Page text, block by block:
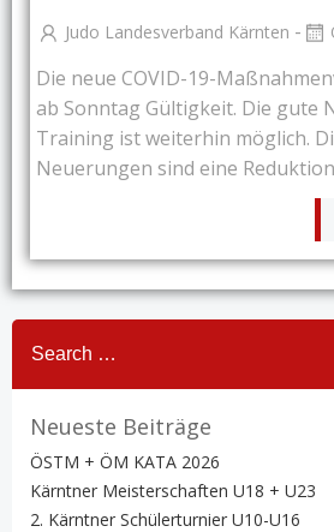
Judo Landesverband Kärnten -
Die neue COVID-19-
ab Sonntag Gültigkeit. Die gute
Training ist weiterhin möglich.
Neuerungen sind eine
Search
for:
Neueste Beiträge
ÖSTM + ÖM KATA 2026
Kärntner Meisterschaften U18 + U23
2. Kärntner Schülerturnier U10-U16